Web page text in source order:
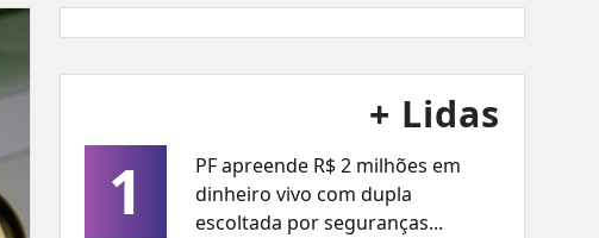
+ Lidas
1
PF apreende R$ 2 milhões em
dinheiro vivo com dupla
escoltada por seguranças...